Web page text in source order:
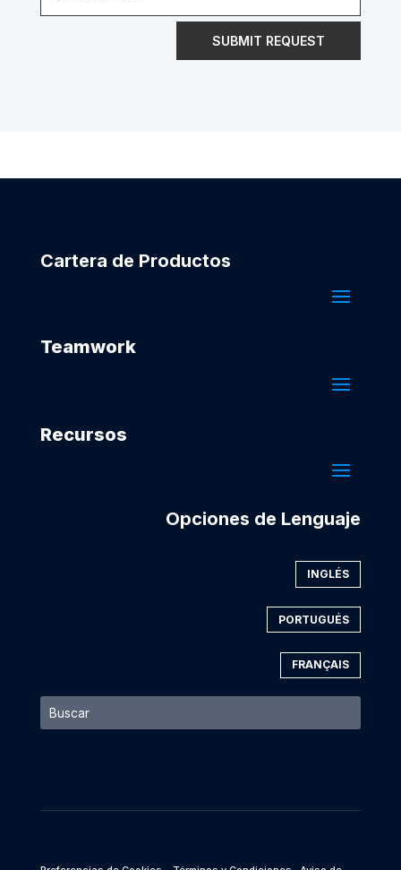
SUBMIT REQUEST
Cartera de Productos
Teamwork
Recursos
Opciones de Lenguaje
INGLÉS
PORTUGUÉS
FRANÇAIS